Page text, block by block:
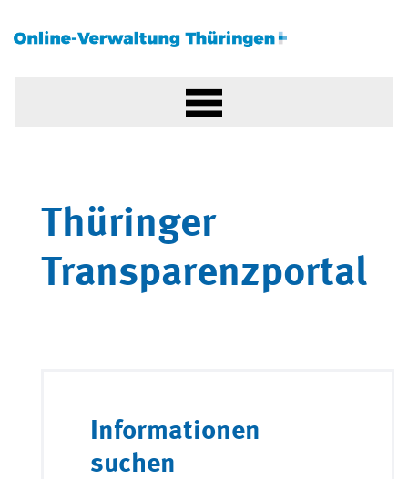
Thüringer
Transparenzportal
Informationen
suchen